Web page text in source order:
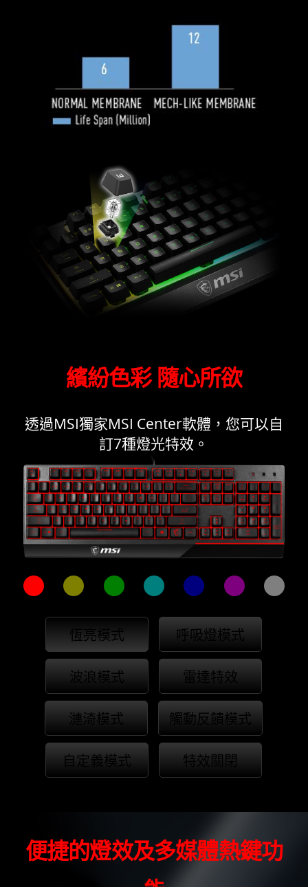
繽紛色彩 隨心所欲
透過MSI獨家MSI Center軟體，您可以自
訂7種燈光特效。
恆亮模式 呼吸燈模式
波浪模式 雷達特效
漣渏模式 觸動反饋模式
自定義模式 特效關閉
便捷的燈效及多媒體熱鍵功